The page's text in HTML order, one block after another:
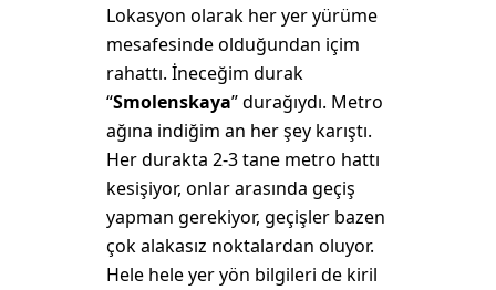
Lokasyon olarak her yer yürüme
mesafesinde olduğundan içim
rahattı. İneceğim durak
“Smolenskaya” durağıydı. Metro
ağına indiğim an her şey karıştı.
Her durakta 2-3 tane metro hattı
kesişiyor, onlar arasında geçiş
yapman gerekiyor, geçişler bazen
çok alakasız noktalardan oluyor.
Hele hele yer yön bilgileri de kiril